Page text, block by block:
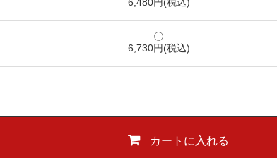
6,480円(税込)
6,730円(税込)
カートに入れる